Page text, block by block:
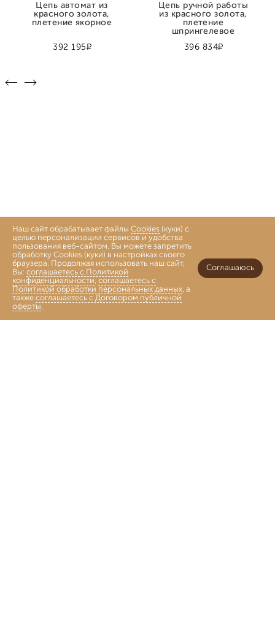
392 195Р
Цепь автомат из
красного золота,
плетение якорное
396 834Р
Цепь ручной работы
из красного золота,
плетение
шпрингелевое
Главная
Наш сайт обрабатывает файлы Cookies (куки) с
целью персонализации сервисов и удобства
пользования веб-сайтом. Вы можете запретить
обработку Cookies (куки) в настройках своего
браузера. Продолжая использовать наш сайт,
Вы: соглашаетесь с Политикой
конфиденциальности, соглашаетесь с
Политикой обработки персональных данных, а
также соглашаетесь с Договором публичной
оферты.
Соглашаюсь